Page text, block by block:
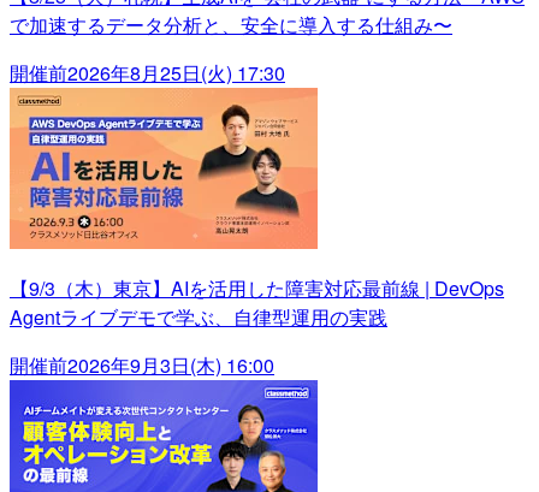
で加速するデータ分析と、安全に導入する仕組み〜
開催前2026年8月25日(火) 17:30
【9/3（木）東京】AIを活用した障害対応最前線 | DevOps
Agentライブデモで学ぶ、自律型運用の実践
開催前2026年9月3日(木) 16:00